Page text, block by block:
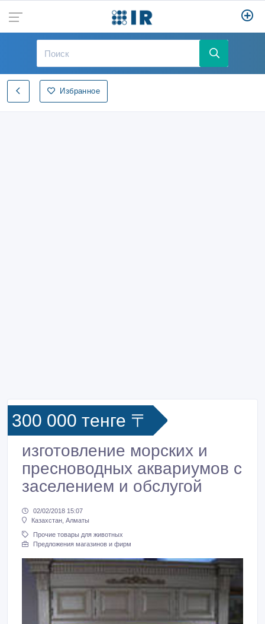
Избранное
300 000 тенге 〒
изготовление морских и
пресноводных аквариумов с
заселением и обслугой
02/02/2018 15:07
Казахстан, Алматы
Прочие товары для животных
Предложения магазинов и фирм